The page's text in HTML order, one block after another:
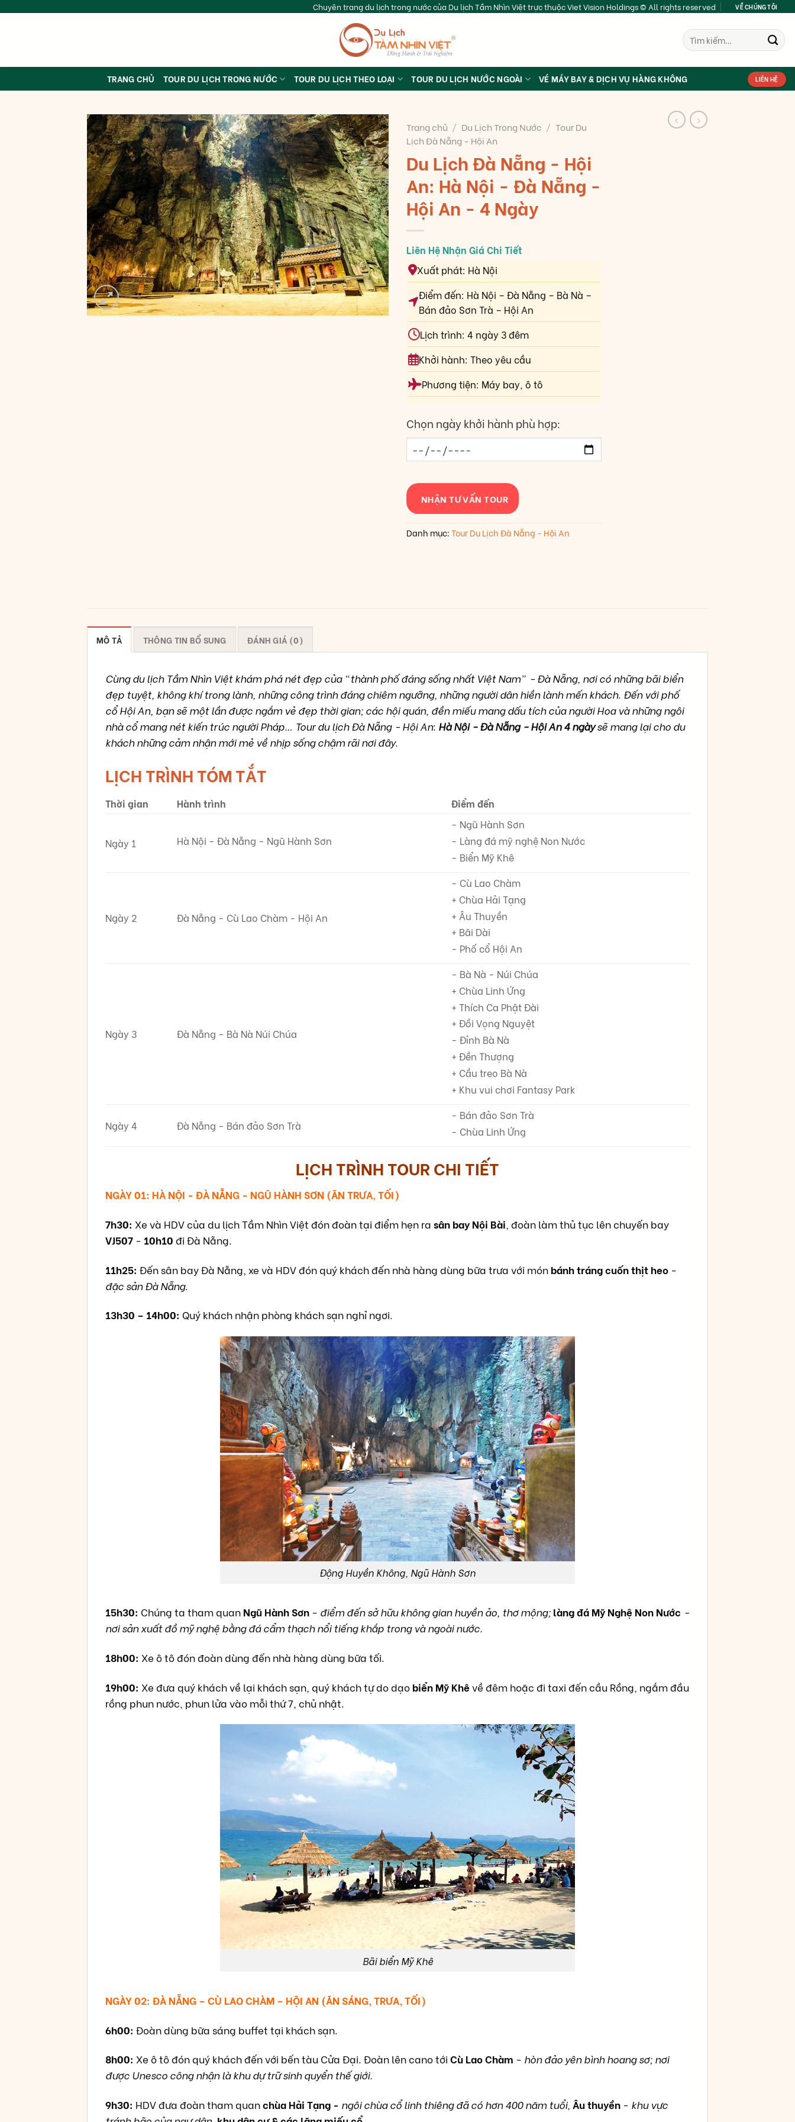
Chuyên trang du lịch trong nước của Du lịch Tầm Nhìn Việt trực thuộc Viet Vision Holdings © All rights reserved VỀ CHÚNG TÔI
Tìm
kiếm:
TRANG CHỦ TOUR DU LỊCH TRONG NƯỚC TOUR DU LỊCH THEO LOẠI TOUR DU LỊCH NƯỚC NGOÀI VÉ MÁY BAY & DỊCH VỤ HÀNG KHÔNG LIÊN HỆ
Trang chủ / Du Lịch Trong Nước / Tour Du
Lịch Đà Nẵng - Hội An
Du Lịch Đà Nẵng - Hội
An: Hà Nội - Đà Nẵng -
Hội An - 4 Ngày
Xuất phát: Hà Nội
Điểm đến: Hà Nội – Đà Nẵng – Bà Nà –
Bán đảo Sơn Trà – Hội An
Lịch trình: 4 ngày 3 đêm
Khởi hành: Theo yêu cầu
Phương tiện: Máy bay, ô tô
Chọn ngày khởi hành phù hợp:
NHẬN TƯ VẤN TOUR
Danh mục:Tour Du Lịch Đà Nẵng - Hội An
MÔ TẢ THÔNG TIN BỔ SUNG ĐÁNH GIÁ (0)
Cùng du lịch Tầm Nhìn Việt khám phá nét đẹp của “thành phố đáng sống nhất Việt Nam” - Đà Nẵng, nơi có những bãi biển
đẹp tuyệt, không khí trong lành, những công trình đáng chiêm ngưỡng, những người dân hiền lành mến khách. Đến với phố
cổ Hội An, bạn sẽ một lần được ngắm vẻ đẹp thời gian; các hội quán, đền miếu mang dấu tích của người Hoa và những ngôi
nhà cổ mang nét kiến trúc người Pháp… Tour du lịch Đà Nẵng - Hội An: Hà Nội - Đà Nẵng - Hội An 4 ngàysẽ mang lại cho du
khách những cảm nhận mới mẻ về nhịp sống chậm rãi nơi đây.
LỊCH TRÌNH TÓM TẮT
Thời gian Hành trình Điểm đến
Ngày 1 Hà Nội - Đà Nẵng - Ngũ Hành Sơn
- Ngũ Hành Sơn
- Làng đá mỹ nghệ Non Nước
- Biển Mỹ Khê
Ngày 2 Đà Nẵng - Cù Lao Chàm - Hội An
- Cù Lao Chàm
+ Chùa Hải Tạng
+ Âu Thuyền
+ Bãi Dài
- Phố cổ Hội An
Ngày 3 Đà Nẵng - Bà Nà Núi Chúa
- Bà Nà - Núi Chúa
+ Chùa Linh Ứng
+ Thích Ca Phật Đài
+ Đồi Vọng Nguyệt
- Đỉnh Bà Nà
+ Đền Thượng
+ Cầu treo Bà Nà
+ Khu vui chơi Fantasy Park
Ngày 4 Đà Nẵng - Bán đảo Sơn Trà
- Bán đảo Sơn Trà
- Chùa Linh Ứng
LỊCH TRÌNH TOUR CHI TIẾT
NGÀY 01: HÀ NỘI - ĐÀ NẴNG - NGŨ HÀNH SƠN (ĂN TRƯA, TỐI)
7h30: Xe và HDV của du lịch Tầm Nhìn Việt đón đoàn tại điểm hẹn rasân bay Nội Bài, đoàn làm thủ tục lên chuyến bay
VJ507 - 10h10đi Đà Nẵng.
11h25: Đến sân bay Đà Nẵng, xe và HDV đón quý khách đến nhà hàng dùng bữa trưa với mónbánh tráng cuốn thịt heo -
đặc sản Đà Nẵng.
13h30 – 14h00: Quý khách nhận phòng khách sạn nghỉ ngơi.
Động Huyền Không, Ngũ Hành Sơn
15h30: Chúng ta tham quanNgũ Hành Sơn - điểm đến sở hữu không gian huyền ảo, thơ mộng;làng đá Mỹ Nghệ Non Nước -
nơi sản xuất đồ mỹ nghệ bằng đá cẩm thạch nổi tiếng khắp trong và ngoài nước.
18h00: Xe ô tô đón đoàn dùng đến nhà hàng dùng bữa tối.
19h00: Xe đưa quý khách về lại khách sạn, quý khách tự do dạobiển Mỹ Khêvề đêm hoặc đi taxi đến cầu Rồng, ngắm đầu
rồng phun nước, phun lửa vào mỗi thứ 7, chủ nhật.
Bãi biển Mỹ Khê
NGÀY 02: ĐÀ NẴNG – CÙ LAO CHÀM – HỘI AN (ĂN SÁNG, TRƯA, TỐI)
6h00: Đoàn dùng bữa sáng buffet tại khách sạn.
8h00: Xe ô tô đón quý khách đến với bến tàu Cửa Đại. Đoàn lên cano tớiCù Lao Chàm - hòn đảo yên bình hoang sơ; nơi
được Unesco công nhận là khu dự trữ sinh quyển thế giới.
9h30: HDV đưa đoàn tham quanchùa Hải Tạng - ngôi chùa cổ linh thiêng đã có hơn 400 năm tuổi, Âu thuyền - khu vực